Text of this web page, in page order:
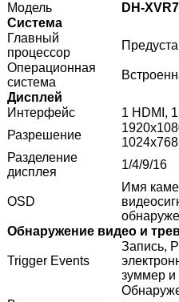
Модель
DH-
Система
Главный
процессор
Операционная
система
Дисплей
Интерфейс
1 HDMI,
Разрешение
1024х768
Разделение
дисплея
1/4/9/16
OSD
Имя
Обнаружение видео и
Trigger Events
Запись,
зуммер и